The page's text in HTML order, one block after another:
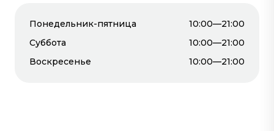
ИГРОВАЯ ЗОНА
2-й этаж
Понедельник-пятница
10:00—21:00
Суббота
10:00—21:00
Воскресенье
10:00—21:00